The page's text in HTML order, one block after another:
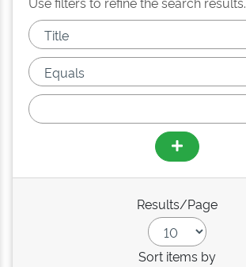
Results/Page
Sort items by